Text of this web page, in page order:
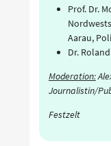
Prof. Dr.
Aarau,
Dr.
Moderation:
Journalistin/
Festzelt